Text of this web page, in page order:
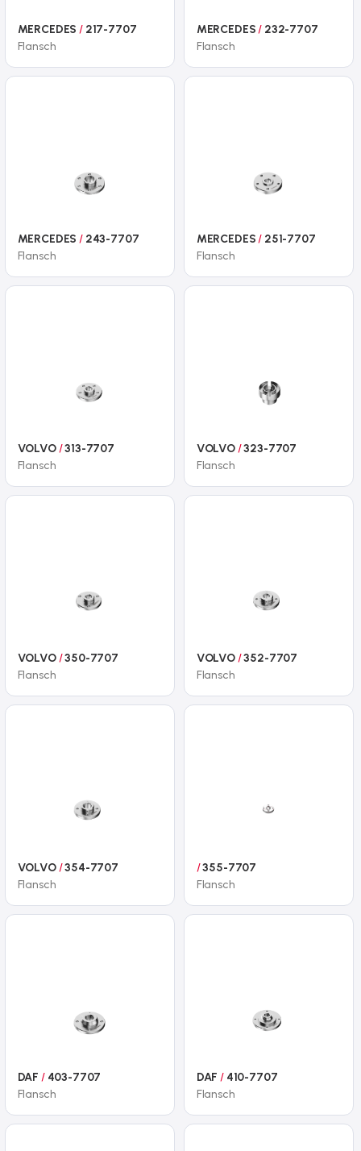
MERCEDES/217-7707
Flansch
MERCEDES/ 232-7707
Flansch
MERCEDES/243-7707
Flansch
MERCEDES/ 251-7707
Flansch
VOLVO/313-7707
Flansch
VOLVO/323-7707
Flansch
VOLVO/350-7707
Flansch
VOLVO/352-7707
Flansch
VOLVO/354-7707
Flansch
/355-7707
Flansch
DAF /403-7707
Flansch
DAF/410-7707
Flansch